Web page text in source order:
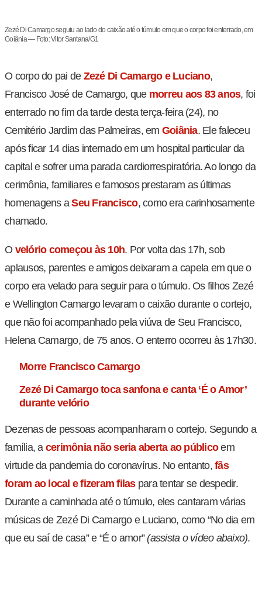
Zezé Di Camargo seguiu ao lado do caixão até o túmulo em que o corpo foi enterrado, em
Goiânia — Foto: Vitor Santana/G1
O corpo do pai de Zezé Di Camargo e Luciano,
Francisco José de Camargo, que morreu aos 83 anos, foi
enterrado no fim da tarde desta terça-feira (24), no
Cemitério Jardim das Palmeiras, em Goiânia. Ele faleceu
após ficar 14 dias internado em um hospital particular da
capital e sofrer uma parada cardiorrespiratória. Ao longo da
cerimônia, familiares e famosos prestaram as últimas
homenagens aSeu Francisco, como era carinhosamente
chamado.
O velório começou às 10h. Por volta das 17h, sob
aplausos, parentes e amigos deixaram a capela em que o
corpo era velado para seguir para o túmulo. Os filhos Zezé
e Wellington Camargo levaram o caixão durante o cortejo,
que não foi acompanhado pela viúva de Seu Francisco,
Helena Camargo, de 75 anos. O enterro ocorreu às 17h30.
Morre Francisco Camargo
Zezé Di Camargo toca sanfona e canta ‘É o Amor’
durante velório
Dezenas de pessoas acompanharam o cortejo. Segundo a
família, a cerimônia não seria aberta ao públicoem
virtude da pandemia do coronavírus. No entanto, fãs
foram ao local e fizeram filaspara tentar se despedir.
Durante a caminhada até o túmulo, eles cantaram várias
músicas de Zezé Di Camargo e Luciano, como “No dia em
que eu saí de casa” e “É o amor”(assista o vídeo abaixo).